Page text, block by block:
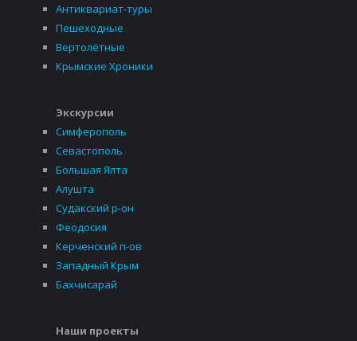
Антиквариат-туры
Пешеходные
Вертолётные
Крымские Хроники
Экскурсии
Симферополь
Севастополь
Большая Ялта
Алушта
Судакский р-он
Феодосия
Керченский п-ов
Западный Крым
Бахчисарай
Наши проекты